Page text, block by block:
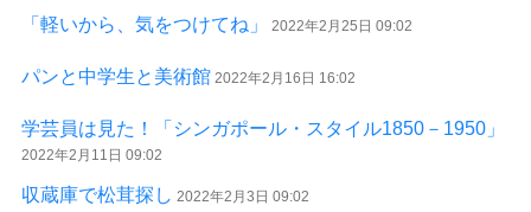
「軽いから、気をつけてね」 2022年2月25日 09:02
パンと中学生と美術館 2022年2月16日 16:02
学芸員は見た！「シンガポール・スタイル1850－1950」
2022年2月11日 09:02
収蔵庫で松茸探し 2022年2月3日 09:02